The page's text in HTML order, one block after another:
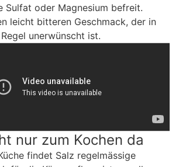
Sulfat oder Magnesium befreit.
leicht bitteren Geschmack, der in
unerwünscht ist.
nur zum Kochen da
findet Salz regelmässige